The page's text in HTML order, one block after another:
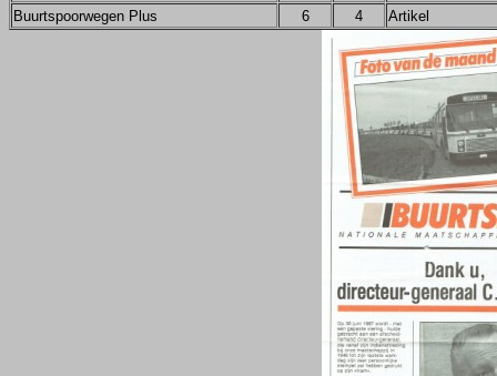
Buurtspoorwegen Plus
6 4 Artikel